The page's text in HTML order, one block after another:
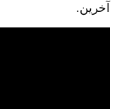
آخرين.